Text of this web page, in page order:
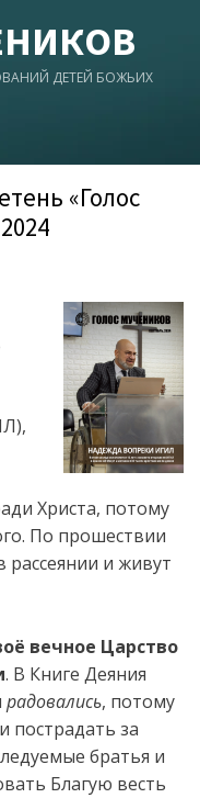
ДЕТЕЙ БОЖЬИХ
«Голос
Христа, потому
По прошествии
рассеянии и живут
вечное Царство
. В Книге Деяния
радовались, потому
пострадать за
братья и
Благую весть